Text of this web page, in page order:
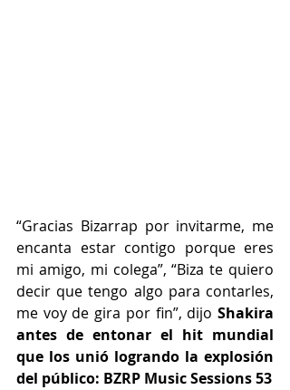
“Gracias Bizarrap por invitarme, me
encanta estar contigo porque eres
mi amigo, mi colega”, “Biza te quiero
decir que tengo algo para contarles,
me voy de gira por fin”, dijo Shakira
antes de entonar el hit mundial
que los unió logrando la explosión
del público: BZRP Music Sessions 53